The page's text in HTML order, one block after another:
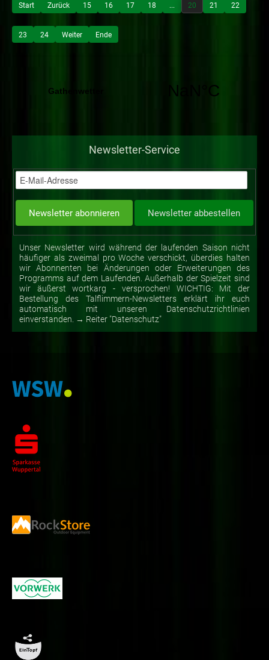
Start Zurück 15 16 17 18 ... 20 21 22
23 24 Weiter Ende
Newsletter-Service
Unser Newsletter wird während der laufenden Saison nicht
häufiger als zweimal pro Woche verschickt, überdies halten
wir Abonnenten bei Änderungen oder Erweiterungen des
Programms auf dem Laufenden. Außerhalb der Spielzeit sind
wir äußerst wortkarg - versprochen! WICHTIG: Mit der
Bestellung des Talflimmern-Newsletters erklärt ihr euch
automatisch mit unseren Datenschutzrichtlinien
einverstanden. → Reiter "Datenschutz"